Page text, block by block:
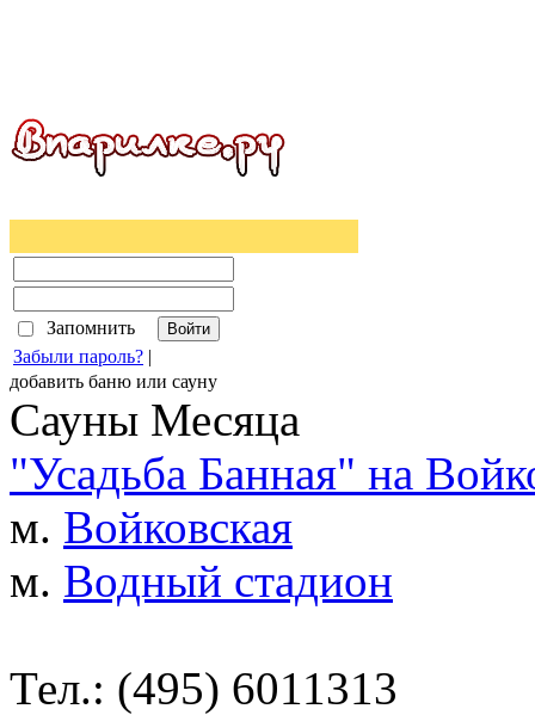
Запомнить
Забыли пароль? |
добавить баню или сауну
Сауны Месяца
"Усадьба Банная" на
м. Войковская
м. Водный стадион
Тел.: (495) 6011313